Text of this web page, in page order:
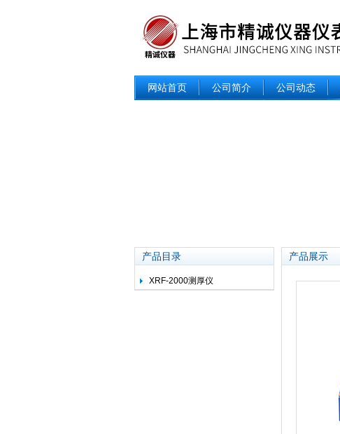
网站首页 公司简介 公司动态
产品目录
XRF-2000测厚仪
产品展示